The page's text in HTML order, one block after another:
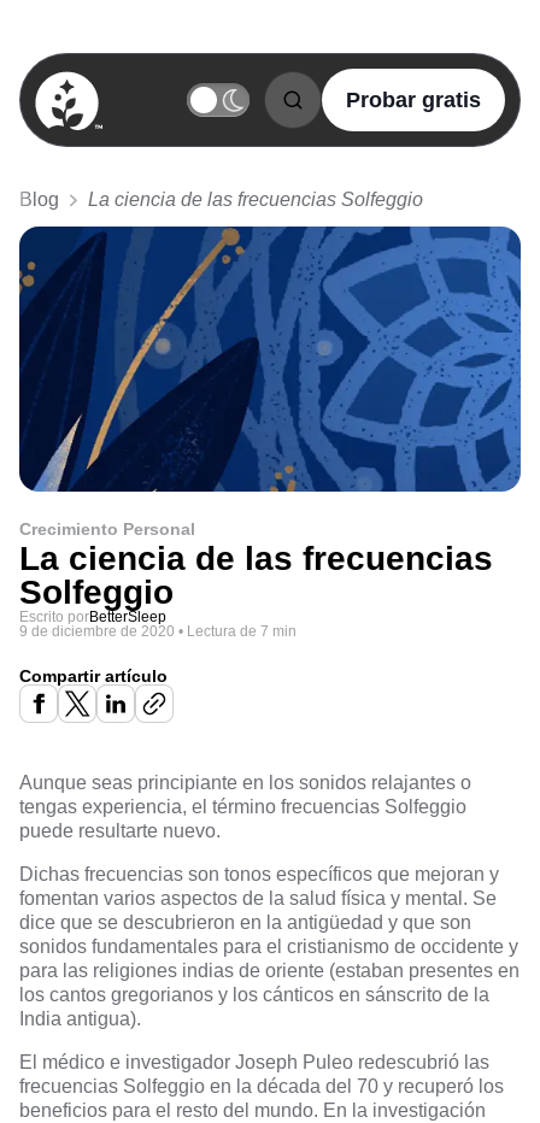
BetterSleep Logo
Probar gratis
Blog La ciencia de las frecuencias Solfeggio
Crecimiento Personal
La ciencia de las frecuencias
Solfeggio
Escrito porBetterSleep
9 de diciembre de 2020 • Lectura de 7 min
Compartir artículo
Aunque seas principiante en los sonidos relajantes o
tengas experiencia, el término frecuencias Solfeggio
puede resultarte nuevo.
Dichas frecuencias son tonos específicos que mejoran y
fomentan varios aspectos de la salud física y mental. Se
dice que se descubrieron en la antigüedad y que son
sonidos fundamentales para el cristianismo de occidente y
para las religiones indias de oriente (estaban presentes en
los cantos gregorianos y los cánticos en sánscrito de la
India antigua).
El médico e investigador Joseph Puleo redescubrió las
frecuencias Solfeggio en la década del 70 y recuperó los
beneficios para el resto del mundo. En la investigación